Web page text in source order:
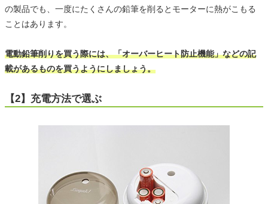
の製品でも、一度にたくさんの鉛筆を削るとモーターに熱がこもる
ことはあります。
電動鉛筆削りを買う際には、「オーバーヒート防止機能」などの記
載があるものを買うようにしましょう。
【2】充電方法で選ぶ